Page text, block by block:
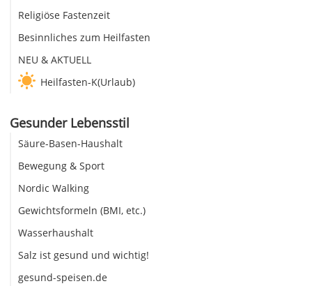
Religiöse Fastenzeit
Besinnliches zum Heilfasten
NEU & AKTUELL
Heilfasten-K(Urlaub)
Gesunder Lebensstil
Säure-Basen-Haushalt
Bewegung & Sport
Nordic Walking
Gewichtsformeln (BMI, etc.)
Wasserhaushalt
Salz ist gesund und wichtig!
gesund-speisen.de